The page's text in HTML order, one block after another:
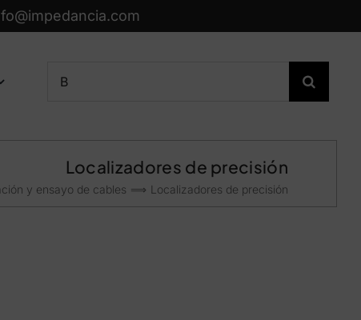
Localizadores de precisión
y ensayo de cables Localizadores de precisión